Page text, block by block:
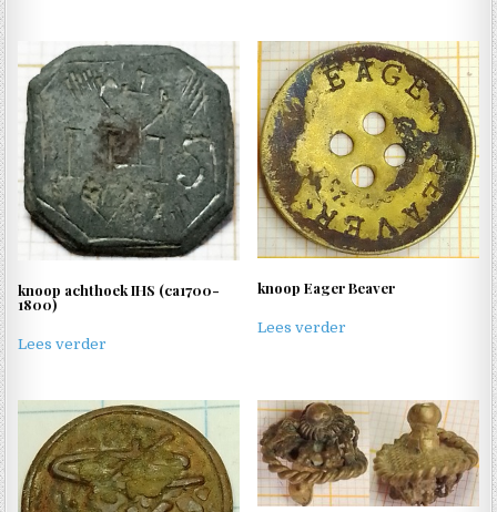
knoop achthoek IHS (ca1700-
1800)
Lees verder
knoop Eager Beaver
Lees verder